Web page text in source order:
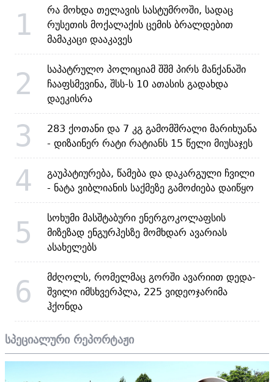
1
რა მოხდა თელავის სასტუმროში, სადაც
რუსეთის მოქალაქის ცემის ბრალდებით
მამაკაცი დააკავეს
2
საპატრულო პოლიციამ შშმ პირს მანქანაში
ჩააფსმევინა, შსს-ს 10 ათასის გადახდა
დაეკისრა
3
283 ქოთანი და 7 კგ გამომშრალი მარიხუანა
- დიზაინერ რატი რატიანს 15 წელი მიუსაჯეს
4
გაუპატიურება, წამება და დაკარგული ჩვილი
- ნატა ვიბლიანის საქმეზე გამოძიება დაიწყო
5
სოხუმი მასშტაბური ენერგოკოლაფსის
მიზეზად ენგურჰესზე მომხდარ ავარიას
ასახელებს
6
მძღოლს, რომელმაც გორში ავარიით დედა-
შვილი იმსხვერპლა, 225 ვიდეოჯარიმა
ჰქონდა
სპეციალური რეპორტაჟი